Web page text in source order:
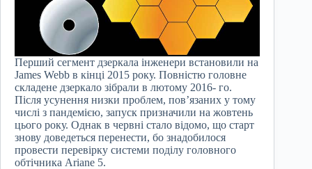
Перший сегмент дзеркала інженери встановили на
James Webb в кінці 2015 року. Повністю головне
складене дзеркало зібрали в лютому 2016- го.
Після усунення низки проблем, пов’язаних у тому
числі з пандемією, запуск призначили на жовтень
цього року. Однак в червні стало відомо, що старт
знову доведеться перенести, бо знадобилося
провести перевірку системи поділу головного
обтічника Ariane 5.